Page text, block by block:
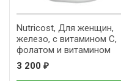
Nutricost, Для женщин,
железо, с витамином C,
фолатом и витамином
B12, 65 мг, 180 капсул
3 200 ₽